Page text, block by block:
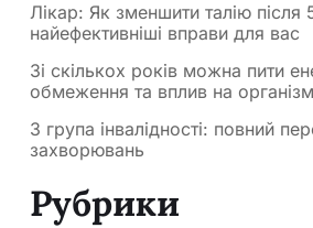
Лікар: Як зменшити талію після
найефективніші вправи для вас
Зі скількох років можна пити
обмеження та вплив на організм
3 група інвалідності: повний
захворювань
Рубрики